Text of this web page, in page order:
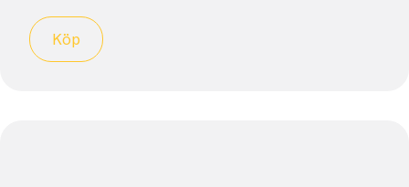
Köp